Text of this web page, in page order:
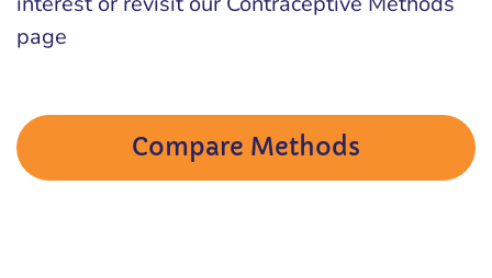
page
Compare Methods